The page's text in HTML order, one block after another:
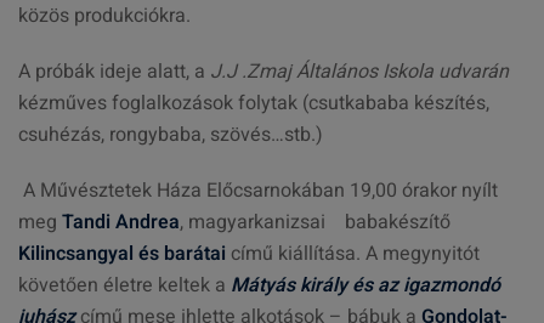
közös produkciókra.
A próbák ideje alatt, a J.J .Zmaj Általános Iskola udvarán
kézműves foglalkozások folytak (csutkababa készítés,
csuhézás, rongybaba, szövés…stb.)
A Művésztetek Háza Előcsarnokában 19,00 órakor nyílt
meg Tandi Andrea, magyarkanizsai babakészítő
Kilincsangyal és barátai című kiállítása. A megynyitót
követően életre keltek a Mátyás király és az igazmondó
juhászcímű mese ihlette alkotások – bábuk a Gondolat-